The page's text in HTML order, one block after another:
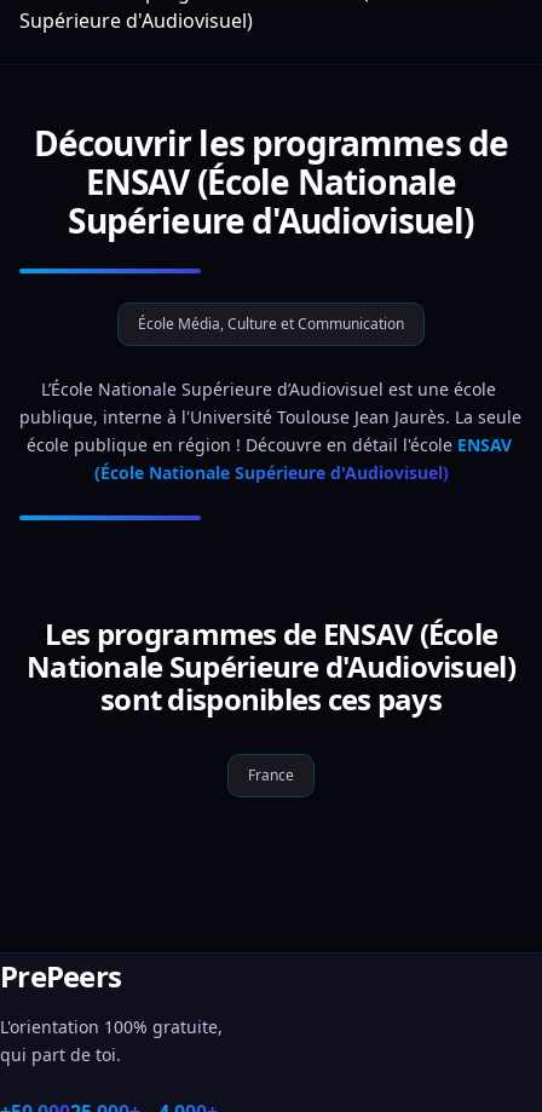
Supérieure d'Audiovisuel)
Découvrir les programmes de
ENSAV (École Nationale
Supérieure d'Audiovisuel)
École Média, Culture et Communication
L’École Nationale Supérieure d’Audiovisuel est une école
publique, interne à l'Université Toulouse Jean Jaurès. La seule
école publique en région ! Découvre en détail l'école ENSAV
(École Nationale Supérieure d'Audiovisuel)
Les programmes de ENSAV (École
Nationale Supérieure d'Audiovisuel)
sont disponibles ces pays
France
PrePeers
L'orientation 100% gratuite,
qui part de toi.